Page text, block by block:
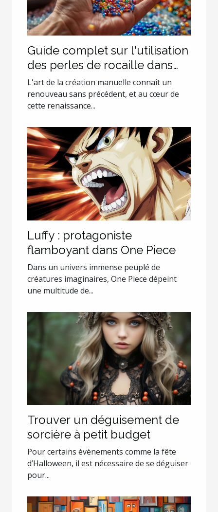
Guide complet sur l'utilisation
des perles de rocaille dans
les projets de création
L'art de la création manuelle connaît un
renouveau sans précédent, et au cœur de
cette renaissance...
Luffy : protagoniste
flamboyant dans One Piece
Dans un univers immense peuplé de
créatures imaginaires, One Piece dépeint
une multitude de...
Trouver un déguisement de
sorcière à petit budget
Pour certains évènements comme la fête
d’Halloween, il est nécessaire de se déguiser
pour...